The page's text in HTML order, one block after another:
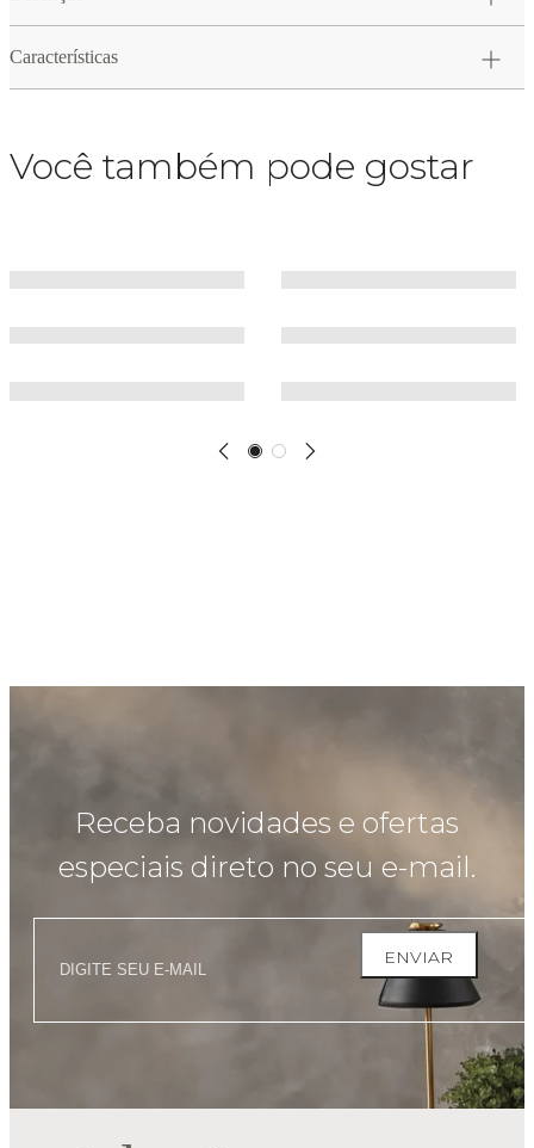
Características
Você também pode gostar
Receba novidades e ofertas
especiais direto no seu e-mail.
ENVIAR